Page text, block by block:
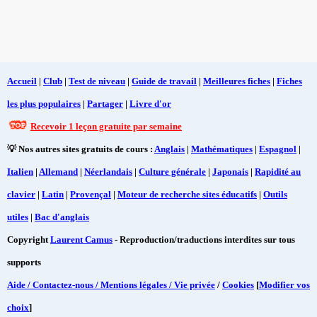
Accueil | Club | Test de niveau | Guide de travail | Meilleures fiches | Fiches
les plus populaires | Partager | Livre d'or
Recevoir 1 leçon gratuite par semaine
💡 Nos autres sites gratuits de cours : Anglais | Mathématiques | Espagnol |
Italien | Allemand | Néerlandais | Culture générale | Japonais | Rapidité au
clavier | Latin | Provençal | Moteur de recherche sites éducatifs | Outils
utiles | Bac d'anglais
CopyrightLaurent Camus - Reproduction/traductions interdites sur tous
supports
Aide / Contactez-nous / Mentions légales / Vie privée / Cookies [Modifier vos
choix]